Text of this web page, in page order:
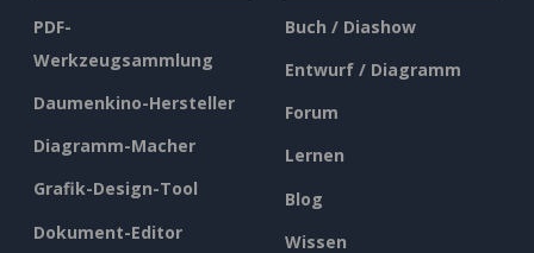
PDF-
Werkzeugsammlung
Daumenkino-Hersteller
Diagramm-Macher
Grafik-Design-Tool
Dokument-Editor
Buch / Diashow
Entwurf / Diagramm
Forum
Lernen
Blog
Wissen